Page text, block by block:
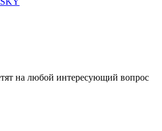
на любой интересующий вопрос